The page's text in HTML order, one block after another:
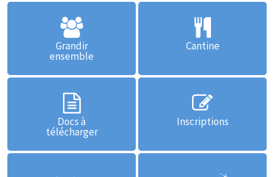
Grandir
ensemble
Cantine
Docs à
télécharger
Inscriptions